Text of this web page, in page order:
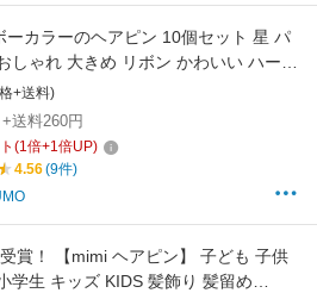
ーカラーのヘアピン 10個セット 星 パ
しゃれ 大きめ リボン かわいい ハート
滴 四角 三角 キッズ 子供 ジュニア ヘ
ヘアアレンジ アレンジ かわいい
アアクセサリー
+送料)
+送料260円
(1倍+1倍UP)
4.56(9件)
賞！ 【mimi ヘアピン】 子ども 子供
学生 キッズ KIDS 髪飾り 髪留め